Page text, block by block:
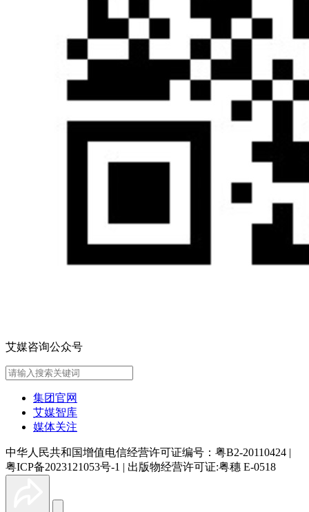
艾媒咨询公众号
集团官网
艾媒智库
媒体关注
中华人民共和国增值电信经营许可证编号：粤B2-20110424 |
粤ICP备2023121053号-1 | 出版物经营许可证:粤穗 E-0518